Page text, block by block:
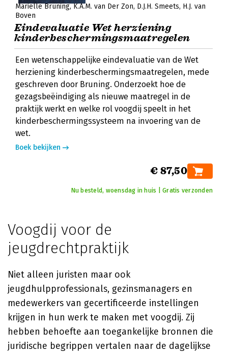
Mariëlle Bruning K.A.M. van Der Zon D.J.H. Smeets H.J. van
Boven
Eindevaluatie Wet herziening
kinderbeschermingsmaatregelen
Een wetenschappelijke eindevaluatie van de Wet
herziening kinderbeschermingsmaatregelen, mede
geschreven door Bruning. Onderzoekt hoe de
gezagsbeëindiging als nieuwe maatregel in de
praktijk werkt en welke rol voogdij speelt in het
kinderbeschermingssysteem na invoering van de
wet.
Boek bekijken
€ 87,50
Nu besteld, woensdag in huis | Gratis verzonden
Voogdij voor de
jeugdrechtpraktijk
Niet alleen juristen maar ook
jeugdhulpprofessionals, gezinsmanagers en
medewerkers van gecertificeerde instellingen
krijgen in hun werk te maken met voogdij. Zij
hebben behoefte aan toegankelijke bronnen die
juridische begrippen vertalen naar de dagelijkse